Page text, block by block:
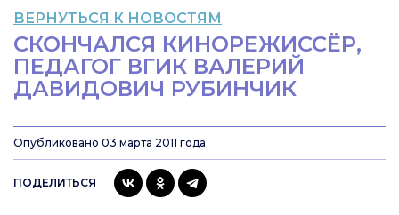
ВЕРНУТЬСЯ К НОВОСТЯМ
СКОНЧАЛСЯ КИНОРЕЖИССЁР,
ПЕДАГОГ ВГИК ВАЛЕРИЙ
ДАВИДОВИЧ РУБИНЧИК
Опубликовано 03 марта 2011 года
ПОДЕЛИТЬСЯ